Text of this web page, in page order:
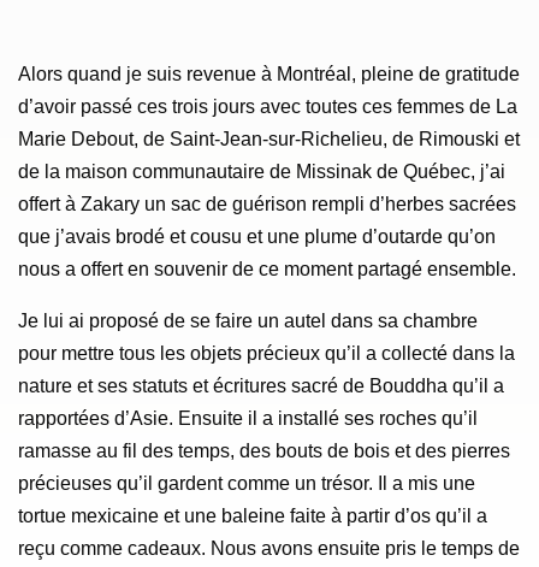
Alors quand je suis revenue à Montréal, pleine de gratitude
d’avoir passé ces trois jours avec toutes ces femmes de La
Marie Debout, de Saint-Jean-sur-Richelieu, de Rimouski et
de la maison communautaire de Missinak de Québec, j’ai
offert à Zakary un sac de guérison rempli d’herbes sacrées
que j’avais brodé et cousu et une plume d’outarde qu’on
nous a offert en souvenir de ce moment partagé ensemble.
Je lui ai proposé de se faire un autel dans sa chambre
pour mettre tous les objets précieux qu’il a collecté dans la
nature et ses statuts et écritures sacré de Bouddha qu’il a
rapportées d’Asie. Ensuite il a installé ses roches qu’il
ramasse au fil des temps, des bouts de bois et des pierres
précieuses qu’il gardent comme un trésor. Il a mis une
tortue mexicaine et une baleine faite à partir d’os qu’il a
reçu comme cadeaux. Nous avons ensuite pris le temps de